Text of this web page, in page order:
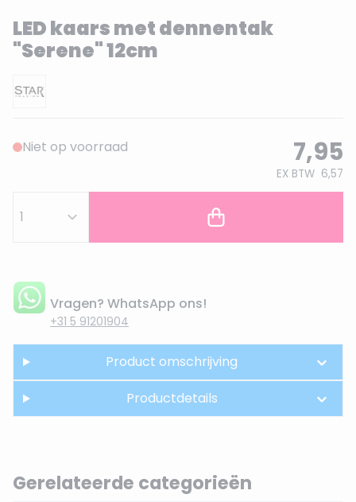
LED kaars met dennentak
"Serene" 12cm
Niet op voorraad 7,95
EX BTW 6,57
Vragen? WhatsApp ons!
+31 5 91201904
Product omschrijving
Productdetails
Gerelateerde categorieën